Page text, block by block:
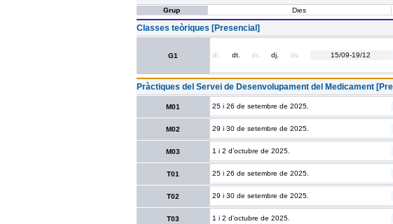
Grup
Dies
Classes teòriques [Presencial]
G1 dl. dt. dc. dj. dv. 15/09-19/12
Pràctiques del Servei de Desenvolupament del Medicament
M01 25 i 26 de setembre de 2025.
M02 29 i 30 de setembre de 2025.
M03 1 i 2 d’octubre de 2025.
T01 25 i 26 de setembre de 2025.
T02 29 i 30 de setembre de 2025.
T03 1 i 2 d’octubre de 2025.